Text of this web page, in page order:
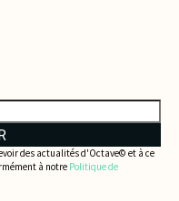
des actualités d'Octave© et à ce
à notre Politique de